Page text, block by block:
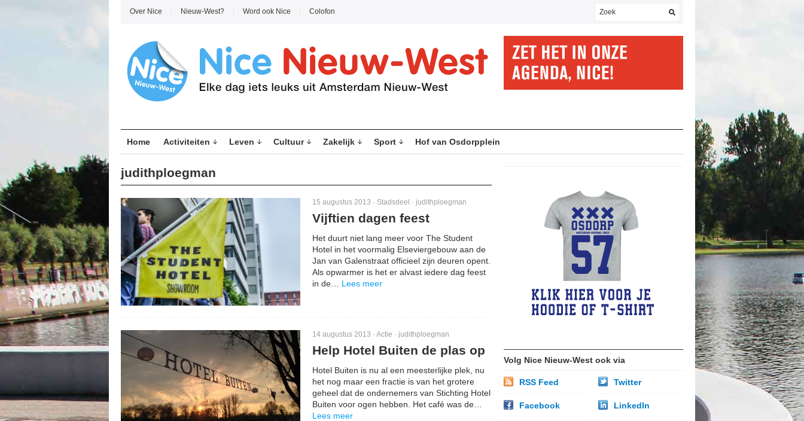
Over Nice Nieuw-West? Word ook Nice Colofon
Home Activiteiten Leven Cultuur Zakelijk Sport Hof van Osdorpplein
judithploegman
15 augustus 2013 · Stadsdeel · judithploegman
Vijftien dagen feest
Het duurt niet lang meer voor The Student
Hotel in het voormalig Elseviergebouw aan de
Jan van Galenstraat officieel zijn deuren opent.
Als opwarmer is het er alvast iedere dag feest
in de… Lees meer
14 augustus 2013 · Actie · judithploegman
Help Hotel Buiten de plas op
Hotel Buiten is nu al een meesterlijke plek, nu
het nog maar een fractie is van het grotere
geheel dat de ondernemers van Stichting Hotel
Buiten voor ogen hebben. Het café was de…
Lees meer
Volg Nice Nieuw-West ook via
RSS Feed Twitter
Facebook LinkedIn